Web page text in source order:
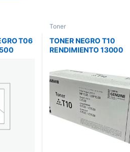
T06
Toner
TONER NEGRO T10
RENDIMIENTO 13000